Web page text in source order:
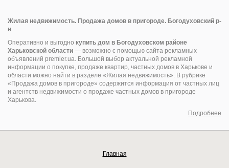
Жилая недвижимость. Продажа домов в пригороде. Богодуховский р-
н
Оперативно и выгодно купить дом в Богодуховском районе
Харьковской области — возможно с помощью сайта рекламных
объявлений premier.ua. Большой выбор актуальной рекламной
информации о покупке, продаже квартир, частных домов в Харькове и
области можно найти в разделе «Жилая недвижимость». В рубрике
«Продажа домов в пригороде» содержится информация от частных лиц
и агентств недвижимости о продаже частных домов в пригороде
Харькова.
Подробнее
Главная